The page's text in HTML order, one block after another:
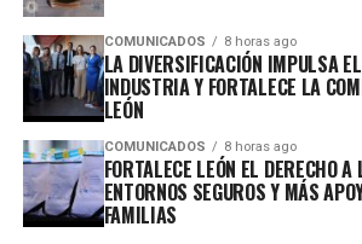
Con acciones que fortalecen la
colocan a las personas en el centro de
Gobierno Municipal continúa
públicas que generan entornos más
y favorables para que niñas, niños y
un mejor comienzo de vida.
Parque Zoológico de León como un
aprendizaje, recreación y convivencia
El Parque Zoológico de León refrenda
continuar trabajando con
profesionalismo y apego a la
promoviendo una comunicación
la ciudadanía.
COMUNICADOS 8 horas ago
LA DIVERSIFICACIÓN IMPULSA
INDUSTRIA Y FORTALECE LA
LEÓN
COMUNICADOS 8 horas ago
FORTALECE LEÓN EL DERECHO
ENTORNOS SEGUROS Y MÁS
FAMILIAS